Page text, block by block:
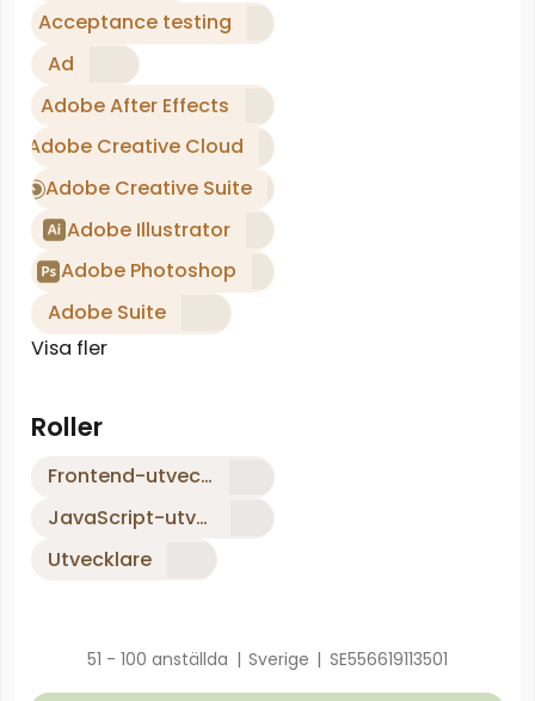
Acceptance testing
Ad
Adobe After Effects
Adobe Creative Cloud
Adobe Creative Suite
Adobe Illustrator
Adobe Photoshop
Adobe Suite
Visa fler
Roller
Frontend-utvecklare
JavaScript-utvecklare
Utvecklare
51 - 100 anställda | Sverige | SE556619113501